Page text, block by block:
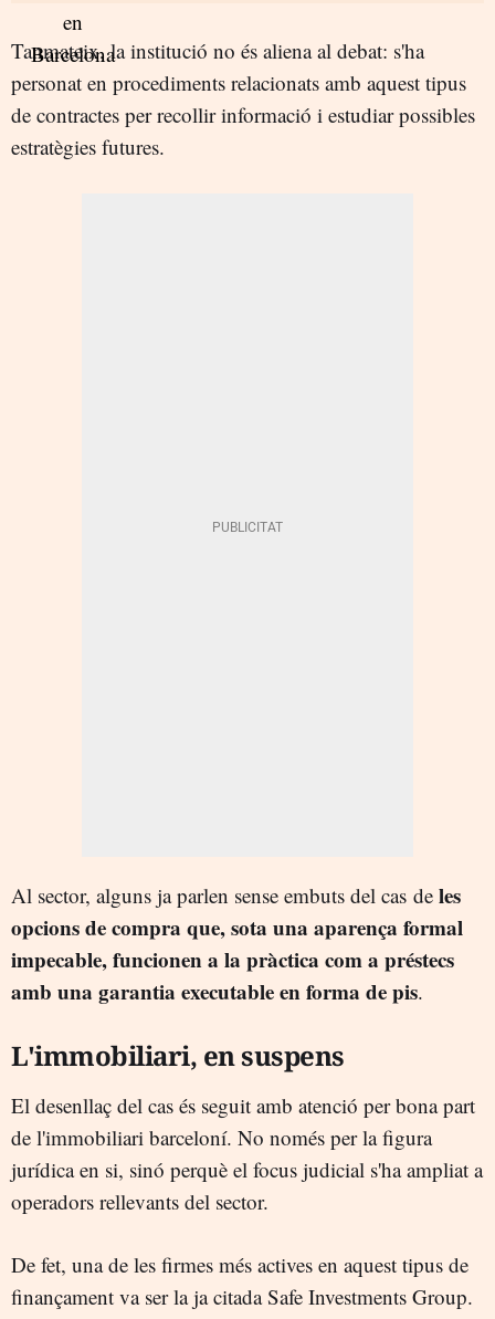
Tanmateix, la institució no és aliena al debat: s'ha
personat en procediments relacionats amb aquest tipus
de contractes per recollir informació i estudiar possibles
estratègies futures.
Al sector, alguns ja parlen sense embuts del cas de les
opcions de compra que, sota una aparença formal
impecable, funcionen a la pràctica com a préstecs
amb una garantia executable en forma de pis.
L'immobiliari, en suspens
El desenllaç del cas és seguit amb atenció per bona part
de l'immobiliari barceloní. No només per la figura
jurídica en si, sinó perquè el focus judicial s'ha ampliat a
operadors rellevants del sector.
De fet, una de les firmes més actives en aquest tipus de
finançament va ser la ja citada Safe Investments Group.